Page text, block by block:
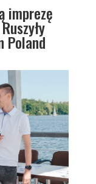
imprezę
Poland